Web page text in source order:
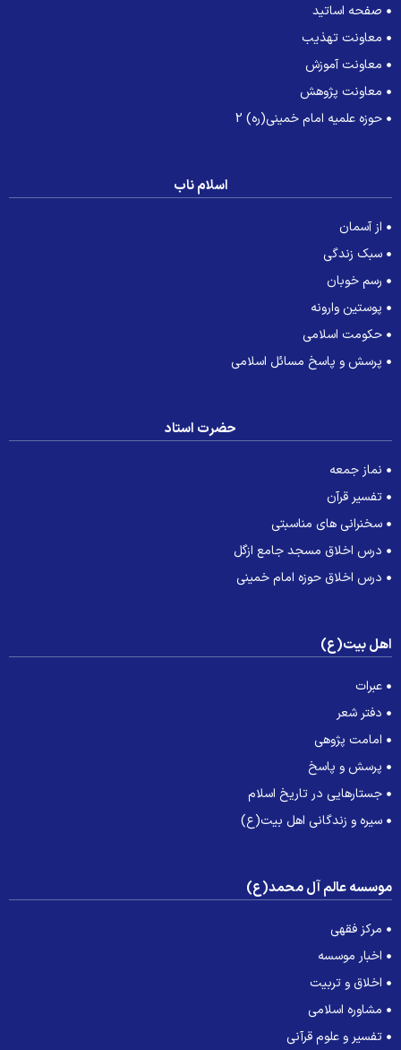
صفحه اساتید
معاونت تهذیب
معاونت آموزش
معاونت پژوهش
حوزه علمیه امام خمینی(ره) 2
اسلام ناب
از آسمان
سبک زندگی
رسم خوبان
پوستین وارونه
حکومت اسلامی
پرسش و پاسخ مسائل اسلامی
حضرت استاد
نماز جمعه
تفسیر قرآن
سخنرانی های مناسبتی
درس اخلاق مسجد جامع ازگل
درس اخلاق حوزه امام خمینی
بیت(ع)
عبرات
دفتر شعر
امامت پژوهی
پرسش و پاسخ
جستارهایی در تاریخ اسلام
سیره و زندگانی اهل بیت(ع)
عالم آل محمد(ع)
مرکز فقهی
اخبار موسسه
اخلاق و تربیت
مشاوره اسلامی
تفسیر و علوم قرآنی